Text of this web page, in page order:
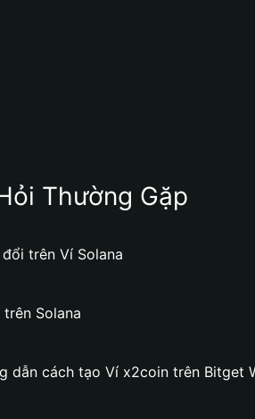
Thường Gặp
trên Ví Solana
trên Solana
dẫn cách tạo Ví x2coin trên Bitget